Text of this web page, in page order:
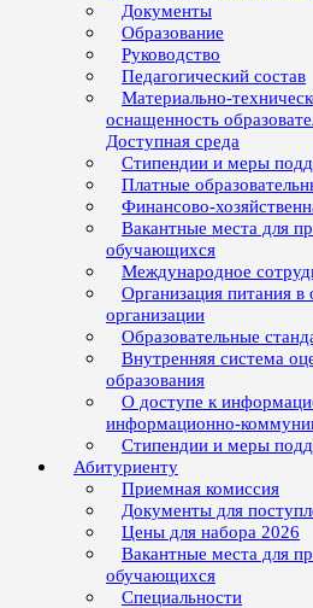
Документы
Образование
Руководство
Педагогический состав
Материально-
оснащенность
Доступная среда
Стипендии и меры
Платные
Финансово-
Вакантные места для
обучающихся
Международное
Организация питания в
организации
Образовательные
Внутренняя система
образования
О доступе к
информационно-
Стипендии и меры
Абитуриенту
Приемная комиссия
Документы для
Цены для набора 2026
Вакантные места для
обучающихся
Специальности